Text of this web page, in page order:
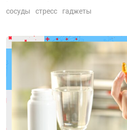
сосуды стресс гаджеты